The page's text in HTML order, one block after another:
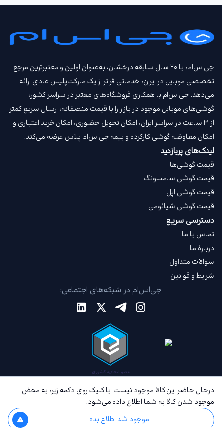
درحال حاضر این کالا موجود نیست. با کلیک روی دکمه زیر، به محض
موجود شدن کالا به شما اطلاع داده می‌شود.
موجود شد اطلاع بده
جی‌اس‌ام، با ۲۰ سال سابقه درخشان، به‌عنوان اولین و معتبرترین مرجع
تخصصی موبایل در ایران، خدماتی فراتر از یک مارکت‌پلیس عادی ارائه
می‌دهد. جی‌اس‌ام با همکاری فروشگاه‌های معتبر در سراسر کشور،
گوشی‌های موبایل موجود در بازار را با قیمت‌ منصفانه، ارسال سریع کمتر
از ۳ ساعت در سراسر ایران، امکان تحویل حضوری، امکان خرید اعتباری و
امکان معاوضه گوشی کارکرده و بیمه جی‌اس‌ام‌ پلاس عرضه می‌کند.
لینک‌های پربازدید
قیمت گوشی‌ها
قیمت گوشی سامسونگ
قیمت گوشی اپل
قیمت گوشی شیائومی
دسترسی سریع
تماس با ما
دربارهٔ ما
سوالات متداول
شرایط و قوانین
جی‌اس‌ام در شبکه‌های اجتماعی: